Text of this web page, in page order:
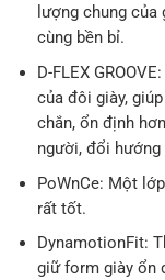
lượng chung
cùng bền bỉ.
D-FLEX
của đôi giày,
chắn, ổn định
người, đổi
PoWnCe: Một
rất tốt.
DynamotionFit:
giữ form giày ổn